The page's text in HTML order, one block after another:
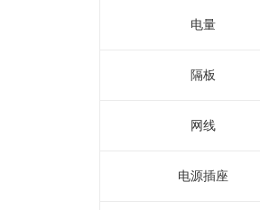
电量
隔板
网线
电源插座